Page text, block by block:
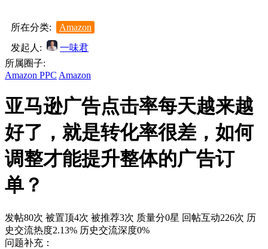
所在分类:
Amazon
发起人:
一味君
所属圈子:
Amazon PPC Amazon
亚马逊广告点击率每天越来越
好了，就是转化率很差，如何
调整才能提升整体的广告订
单？
发帖80次 被置顶4次 被推荐3次 质量分0星 回帖互动226次 历
史交流热度2.13% 历史交流深度0%
问题补充：